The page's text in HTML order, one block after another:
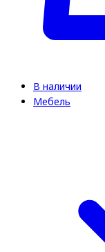
В наличии
Мебель